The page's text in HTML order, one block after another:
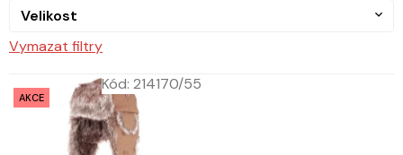
Velikost
Vymazat filtry
AKCE
Kód: 214170/55